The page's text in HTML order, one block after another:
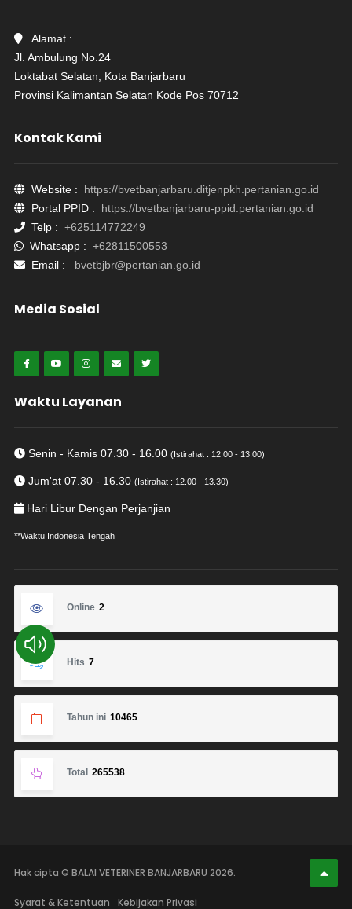
Alamat :
Jl. Ambulung No.24
Loktabat Selatan, Kota Banjarbaru
Provinsi Kalimantan Selatan Kode Pos 70712
Kontak Kami
Website : https://bvetbanjarbaru.ditjenpkh.pertanian.go.id
Portal PPID : https://bvetbanjarbaru-ppid.pertanian.go.id
Telp : +625114772249
Whatsapp : +62811500553
Email :
bvetbjbr@pertanian.go.id
Media Sosial
Waktu Layanan
Senin - Kamis 07.30 - 16.00 (Istirahat : 12.00 - 13.00)
Jum'at 07.30 - 16.30 (Istirahat : 12.00 - 13.30)
Hari Libur Dengan Perjanjian
**Waktu Indonesia Tengah
Online 2
Hits 7
Tahun ini 10465
Total 265538
Hak cipta © BALAI VETERINER BANJARBARU 2026.
Syarat & Ketentuan Kebijakan Privasi